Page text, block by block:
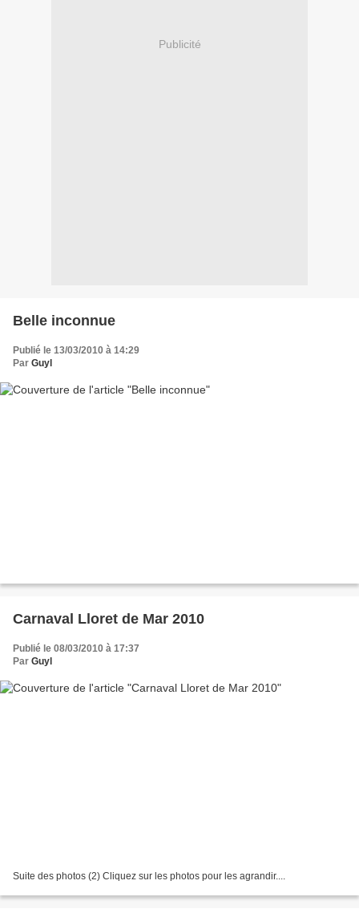
Publicité
Belle inconnue
Publié le 13/03/2010 à 14:29
Par Guyl
Carnaval Lloret de Mar 2010
Publié le 08/03/2010 à 17:37
Par Guyl
Suite des photos (2) Cliquez sur les photos pour les agrandir....